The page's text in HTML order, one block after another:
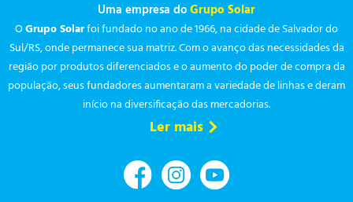
Uma empresa doGrupo Solar
OGrupo Solarfoi fundado no ano de 1966, na cidade de Salvador do
Sul/RS, onde permanece sua matriz. Com o avanço das necessidades da
região por produtos diferenciados e o aumento do poder de compra da
população, seus fundadores aumentaram a variedade de linhas e deram
início na diversificação das mercadorias.
Ler mais